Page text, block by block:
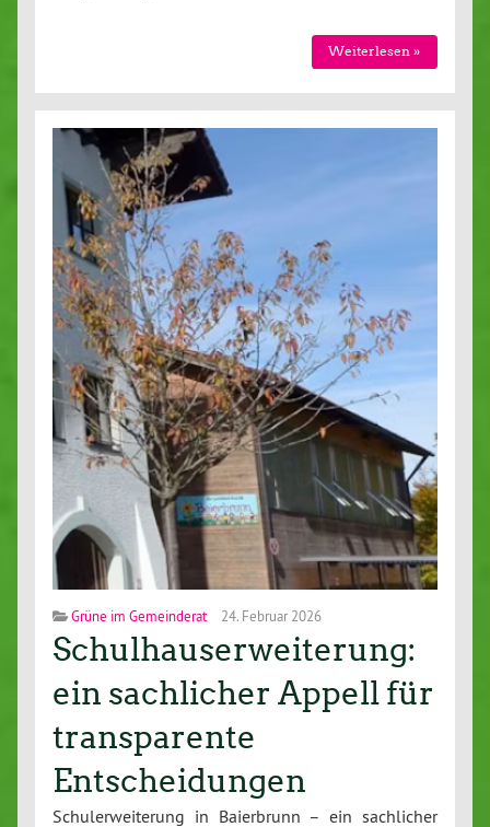
Weiterlesen »
Grüne im Gemeinderat 24. Februar 2026
Schulhauserweiterung:
ein sachlicher Appell für
transparente
Entscheidungen
Schulerweiterung in Baierbrunn – ein sachlicher